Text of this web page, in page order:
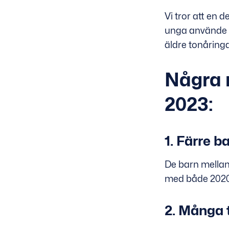
Vi tror att en
unga
äldre
Några
2023:
1. Färre
De barn
med både
2.